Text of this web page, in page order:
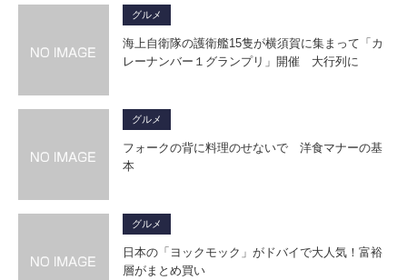
グルメ
海上自衛隊の護衛艦15隻が横須賀に集まって「カ
レーナンバー１グランプリ」開催 大行列に
グルメ
フォークの背に料理のせないで 洋食マナーの基
本
グルメ
日本の「ヨックモック」がドバイで大人気！富裕
層がまとめ買い